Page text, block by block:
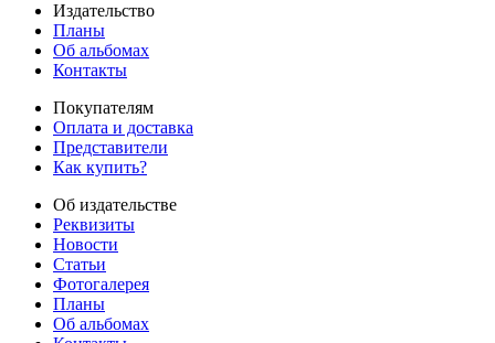
Издательство
Планы
Об альбомах
Контакты
Покупателям
Оплата и доставка
Представители
Как купить?
Об издательстве
Реквизиты
Новости
Статьи
Фотогалерея
Планы
Об альбомах